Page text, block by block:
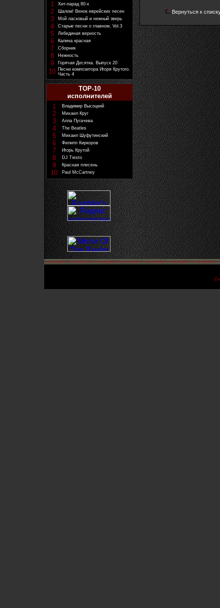
1
Хит-парад 80-х
2 Шалом! Венок еврейских песен
3 Мой ласковый и нежный зверь
4 Старые песни о главном, Vol.3
5 Лебединая верность
6 Калина красная
7 Сборник
8 Нежность
9 Горячая Десятка. Выпуск 20
10 Песни композитора Игоря Крутого.
Часть 4
TOP-10
исполнителей
1
Владимир Высоцкий
2 Михаил Круг
3 Алла Пугачева
4 The Beatles
5 Михаил Шуфутинский
6 Филипп Киркоров
7 Игорь Крутой
8 DJ Tiesto
9 Красная плесень
10 Paul McCartney
Вернуться к